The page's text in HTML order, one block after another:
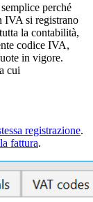
perché
IVA si registrano
la contabilità,
codice IVA,
in vigore.
cui
registrazione.
fattura.